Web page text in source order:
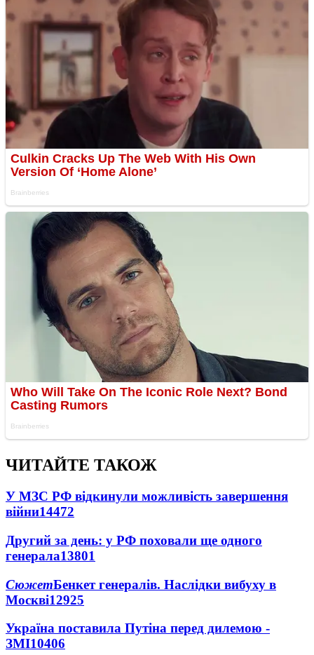
ЧИТАЙТЕ ТАКОЖ
У МЗС РФ відкинули можливість завершення
війни14472
Другий за день: у РФ поховали ще одного
генерала13801
СюжетБенкет генералів. Наслідки вибуху в
Москві12925
Україна поставила Путіна перед дилемою -
ЗМІ10406